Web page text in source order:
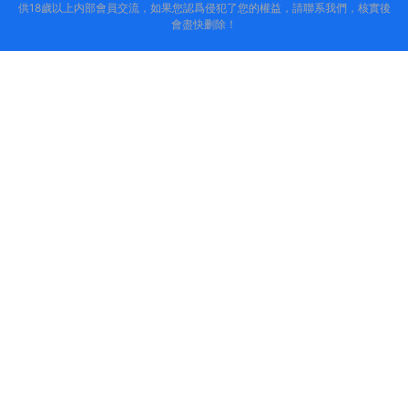
供18歲以上内部會員交流，如果您認爲侵犯了您的權益，請聯系我們，核實後
會盡快删除！